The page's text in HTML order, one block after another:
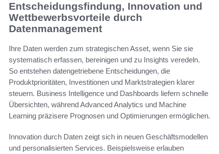
Entscheidungsfindung, Innovation und
Wettbewerbsvorteile durch
Datenmanagement
Ihre Daten werden zum strategischen Asset, wenn Sie sie
systematisch erfassen, bereinigen und zu Insights veredeln.
So entstehen datengetriebene Entscheidungen, die
Produktprioritäten, Investitionen und Marktstrategien klarer
steuern. Business Intelligence und Dashboards liefern schnelle
Übersichten, während Advanced Analytics und Machine
Learning präzisere Prognosen und Optimierungen ermöglichen.
Innovation durch Daten zeigt sich in neuen Geschäftsmodellen
und personalisierten Services. Beispielsweise erlauben